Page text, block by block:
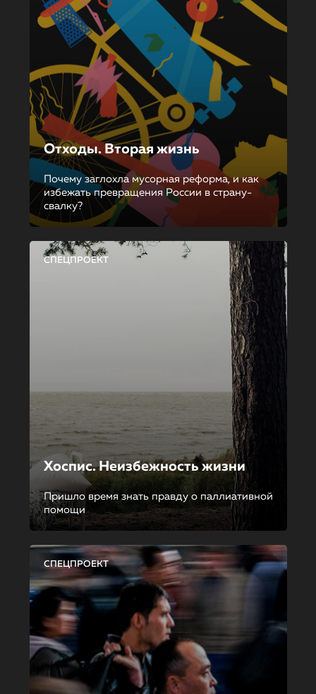
Отходы. Вторая жизнь
Почему заглохла мусорная реформа, и как
избежать превращения России в страну-
свалку?
СПЕЦПРОЕКТ
Хоспис. Неизбежность жизни
Пришло время знать правду о паллиативной
помощи
СПЕЦПРОЕКТ